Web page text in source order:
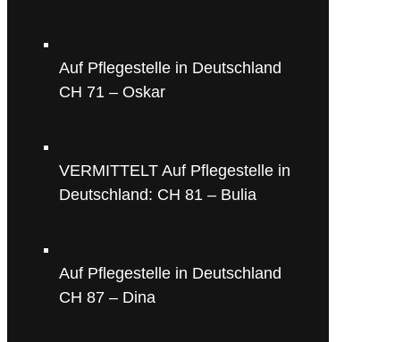
Auf Pflegestelle in Deutschland
CH 71 – Oskar
VERMITTELT Auf Pflegestelle in
Deutschland: CH 81 – Bulia
Auf Pflegestelle in Deutschland
CH 87 – Dina